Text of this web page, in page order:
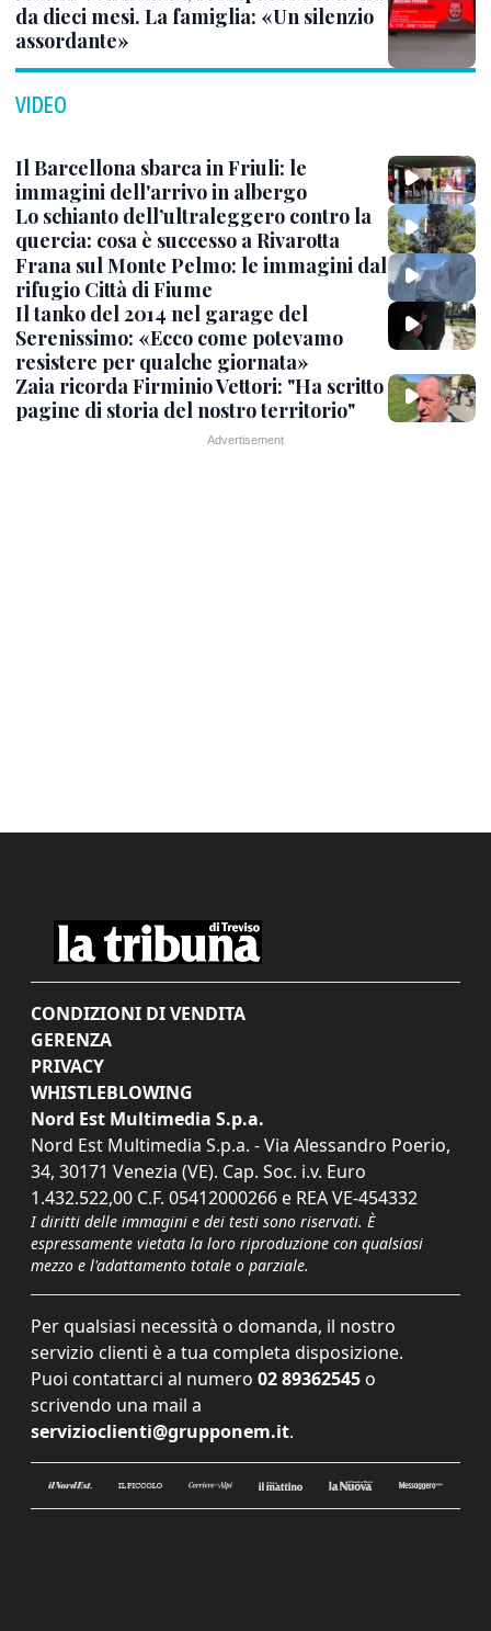
da dieci mesi. La famiglia: «Un silenzio
assordante»
VIDEO
Il Barcellona sbarca in Friuli: le
immagini dell'arrivo in albergo
Lo schianto dell’ultraleggero contro la
quercia: cosa è successo a Rivarotta
Frana sul Monte Pelmo: le immagini dal
rifugio Città di Fiume
Il tanko del 2014 nel garage del
Serenissimo: «Ecco come potevamo
resistere per qualche giornata»
Zaia ricorda Firminio Vettori: "Ha scritto
pagine di storia del nostro territorio"
CONDIZIONI DI VENDITA
GERENZA
PRIVACY
WHISTLEBLOWING
Nord Est Multimedia S.p.a.
Nord Est Multimedia S.p.a. - Via Alessandro Poerio,
34, 30171 Venezia (VE). Cap. Soc. i.v. Euro
1.432.522,00 C.F. 05412000266 e REA VE-454332
I diritti delle immagini e dei testi sono riservati. È
espressamente vietata la loro riproduzione con qualsiasi
mezzo e l'adattamento totale o parziale.
Per qualsiasi necessità o domanda, il nostro
servizio clienti è a tua completa disposizione.
Puoi contattarci al numero 02 89362545 o
scrivendo una mail a
servizioclienti@grupponem.it.